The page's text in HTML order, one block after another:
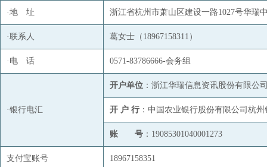
·地 址 浙江省杭州市萧山区建设一路1027号华瑞
·联系人 葛女士（18967158311）
·电 话 0571-83786666-会务组
·银行电汇
开户单位 ：浙江华瑞信息资讯股份有限公
开 户 行 ：中国农业银行股份有限公司杭
账 号 ：19085301040001273
支付宝账号 18967158351